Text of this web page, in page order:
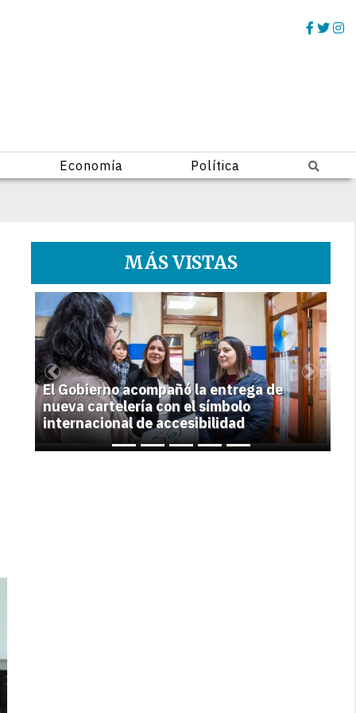
Economía Política
MÁS VISTAS
1
El Gobierno acompañó la entrega de
nueva cartelería con el símbolo
internacional de accesibilidad
Previous Next